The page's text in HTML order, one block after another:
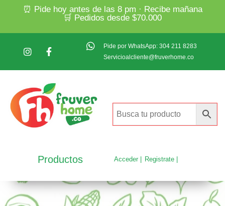
⏰ Pide hoy antes de las 8 pm · Recibe mañana
🛒 Pedidos desde $70.000
Pide por WhatsApp: 304 211 8283
Servicioalcliente@fruverhome.co
Productos Acceder | Registrate |